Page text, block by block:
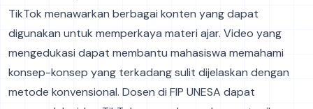
TikTok menawarkan berbagai konten yang dapat
digunakan untuk memperkaya materi ajar. Video yang
mengedukasi dapat membantu mahasiswa memahami
konsep-konsep yang terkadang sulit dijelaskan dengan
metode konvensional. Dosen di FIP UNESA dapat